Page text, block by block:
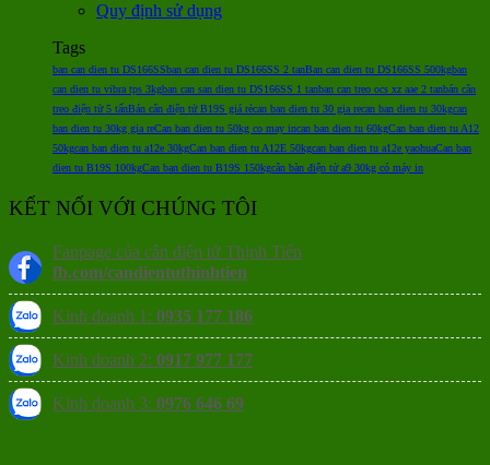
Quy định sử dụng
Tags
ban can dien tu DS166SSban can dien tu DS166SS 2 tanBan can dien tu DS166SS 500kgban
can dien tu vibra tps 3kgban can san dien tu DS166SS 1 tanban can treo ocs xz aae 2 tanbán cân
treo điện tử 5 tấnBán cân điện tử B19S giá rẻcan ban dien tu 30 gia recan ban dien tu 30kgcan
ban dien tu 30kg gia reCan ban dien tu 50kg co may incan ban dien tu 60kgCan ban dien tu A12
50kgcan ban dien tu a12e 30kgCan ban dien tu A12E 50kgcan ban dien tu a12e yaohuaCan ban
dien tu B19S 100kgCan ban dien tu B19S 150kgcân bàn điện tử a9 30kg có máy in
KẾT NỐI VỚI CHÚNG TÔI
Fanpage của cân điện tử Thịnh Tiến
fb.com/candientuthinhtien
Kinh doanh 1: 0935 177 186
Kinh doanh 2: 0917 977 177
Kinh doanh 3: 0976 646 69